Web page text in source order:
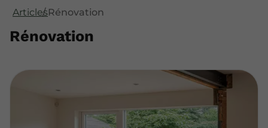
ArticlesRénovation
Rénovation